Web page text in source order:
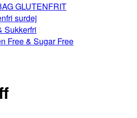
GLUTENFRIT
surdej
Sukkerfri
Free & Sugar Free